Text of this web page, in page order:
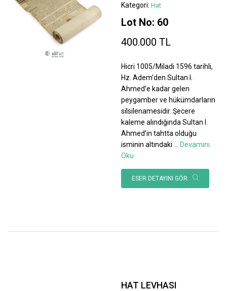
Kategori: Hat
Lot No: 60
400.000 TL
Hicri 1005/Miladi 1596 tarihli,
Hz. Adem’den Sultan I.
Ahmed’e kadar gelen
peygamber ve hükümdarların
silsilenamesidir. Şecere
kaleme alındığında Sultan I.
Ahmed’in tahtta olduğu
isminin altındaki
Devamını
Oku
ESER DETAYINI GÖR
HAT LEVHASI